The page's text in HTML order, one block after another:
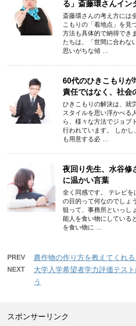
る」斎藤環さんイン
斎藤環さんの考え方には
こもりの「着地点」を見
方法も具体的で納得でき
たちは、「世間に合わな
思いがちな傾 …
60代のひきこもりが
責任ではなく、社会
ひきこもりの解決は、就
スタイルを思い浮かべる
ら、様々な方法でジョブ
行われています。 しかし
も用意する必 …
夜回り先生、水谷修
に温かい言葉
全く同感です。 テレビを
の目的って何なのでしょ
狙って、事務所といっし
能人を食い物にしている
を食い物に …
PREV 農作物の作り方を教えてくれ
NEXT
大学入学希望者学力評価テス
う
スポンサーリンク